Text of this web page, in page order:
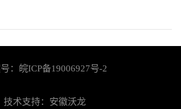
： 皖ICP备19006927号-2
技术支持：安徽沃龙